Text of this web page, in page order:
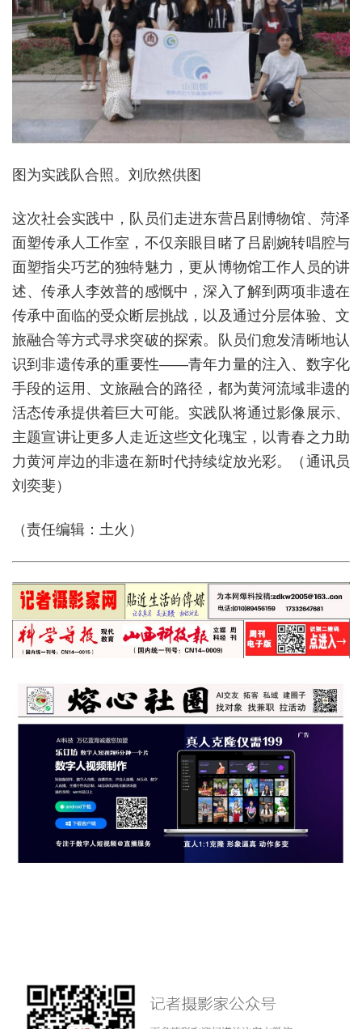
图为实践队合照。刘欣然供图
这次社会实践中，队员们走进东营吕剧博物馆、菏泽
面塑传承人工作室，不仅亲眼目睹了吕剧婉转唱腔与
面塑指尖巧艺的独特魅力，更从博物馆工作人员的讲
述、传承人李效普的感慨中，深入了解到两项非遗在
传承中面临的受众断层挑战，以及通过分层体验、文
旅融合等方式寻求突破的探索。队员们愈发清晰地认
识到非遗传承的重要性——青年力量的注入、数字化
手段的运用、文旅融合的路径，都为黄河流域非遗的
活态传承提供着巨大可能。实践队将通过影像展示、
主题宣讲让更多人走近这些文化瑰宝，以青春之力助
力黄河岸边的非遗在新时代持续绽放光彩。（通讯员
刘奕斐）
（责任编辑：土火）